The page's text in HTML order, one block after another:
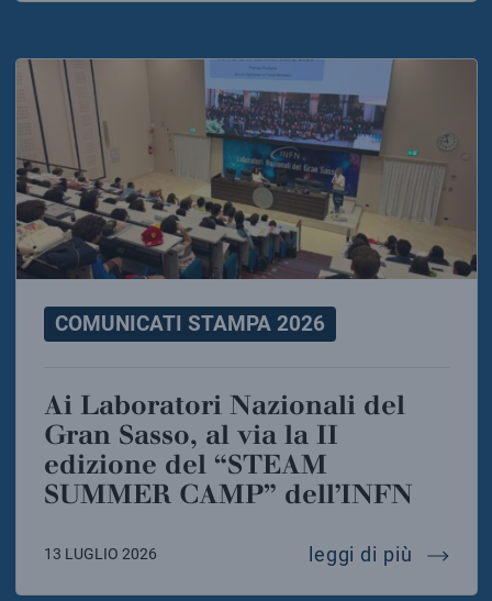
COMUNICATI STAMPA 2026
Ai Laboratori Nazionali del
Gran Sasso, al via la II
edizione del “STEAM
SUMMER CAMP” dell’INFN
13 LUGLIO 2026 leggi di più ai